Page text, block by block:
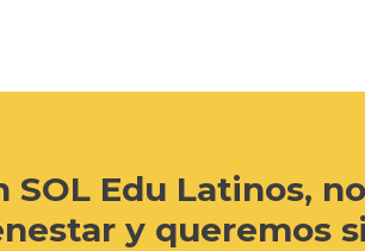
SOL Edu Latinos,
y queremos